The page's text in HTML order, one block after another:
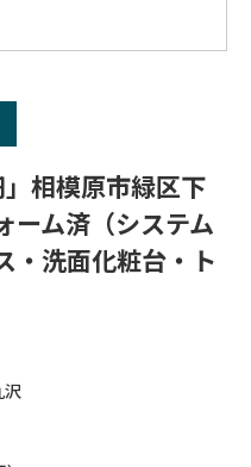
相模原市緑区下
ム済（システム
・洗面化粧台・ト
沢